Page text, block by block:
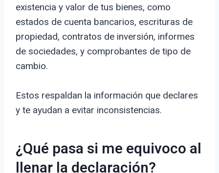
existencia y valor de tus bienes, como
estados de cuenta bancarios, escrituras de
propiedad, contratos de inversión, informes
de sociedades, y comprobantes de tipo de
cambio.
Estos respaldan la información que declares
y te ayudan a evitar inconsistencias.
¿Qué pasa si me equivoco al
llenar la declaración?